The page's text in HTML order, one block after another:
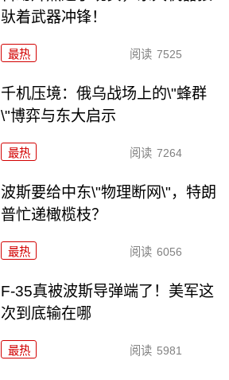
驮着武器冲锋！
最热 阅读 7525
千机压境：俄乌战场上的\"蜂群
\"博弈与东大启示
最热 阅读 7264
波斯要给中东\"物理断网\"，特朗
普忙递橄榄枝？
最热 阅读 6056
F-35真被波斯导弹端了！美军这
次到底输在哪
最热 阅读 5981